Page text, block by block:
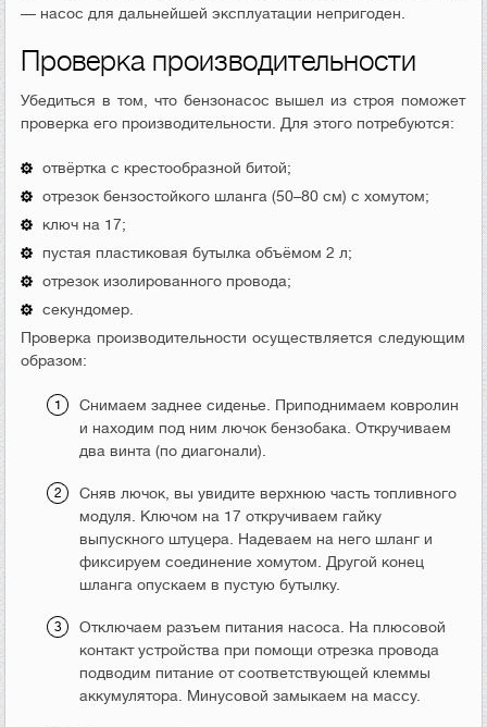
— насос для дальнейшей эксплуатации непригоден.
Проверка производительности
Убедиться в том, что бензонасос вышел из строя поможет
проверка его производительности. Для этого потребуются:
отвёртка с крестообразной битой;
отрезок бензостойкого шланга (50–80 см) с хомутом;
ключ на 17;
пустая пластиковая бутылка объёмом 2 л;
отрезок изолированного провода;
секундомер.
Проверка производительности осуществляется следующим
образом:
Снимаем заднее сиденье. Приподнимаем ковролин
и находим под ним лючок бензобака. Откручиваем
два винта (по диагонали).
Сняв лючок, вы увидите верхнюю часть топливного
модуля. Ключом на 17 откручиваем гайку
выпускного штуцера. Надеваем на него шланг и
фиксируем соединение хомутом. Другой конец
шланга опускаем в пустую бутылку.
Отключаем разъем питания насоса. На плюсовой
контакт устройства при помощи отрезка провода
подводим питание от соответствующей клеммы
аккумулятора. Минусовой замыкаем на массу.